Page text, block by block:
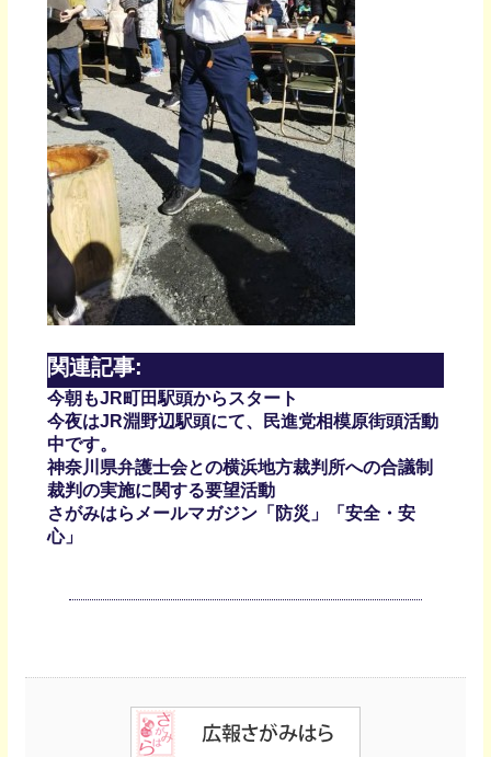
関連記事:
今朝もJR町田駅頭からスタート
今夜はJR淵野辺駅頭にて、民進党相模原街頭活動
中です。
神奈川県弁護士会との横浜地方裁判所への合議制
裁判の実施に関する要望活動
さがみはらメールマガジン「防災」「安全・安
心」